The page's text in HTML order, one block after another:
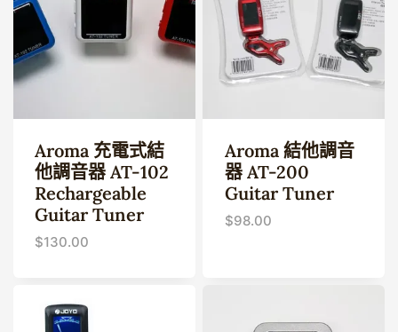
Aroma 充電式結
他調音器 AT-102
Rechargeable
Guitar Tuner
$130.00
Aroma 結他調音
器 AT-200
Guitar Tuner
$98.00